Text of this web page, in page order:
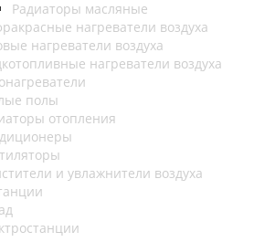
Радиаторы масляные
нагреватели воздуха
нагреватели воздуха
нагреватели воздуха
полы
отопления
и увлажнители воздуха